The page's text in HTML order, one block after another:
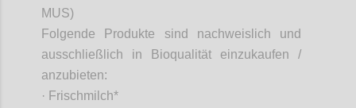
MUS)
Folgende Produkte sind nachweislich und
ausschließlich in Bioqualität einzukaufen /
anzubieten:
· Frischmilch*